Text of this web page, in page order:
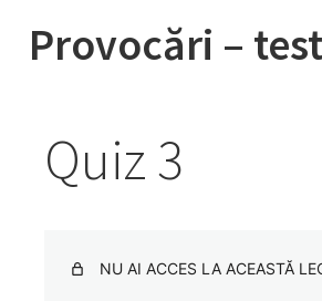
Provocări –
Quiz 3
NU AI ACCES LA ACEASTĂ